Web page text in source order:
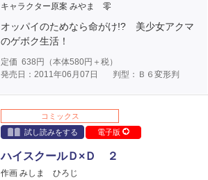
キャラクター原案 みやま 零
オッパイのためなら命がけ!? 美少女アクマ
のゲボク生活！
定価 638 円（本体580円＋税）
発売日：2011年06月07日
判型：Ｂ６変形判
コミックス
試し読みをする
電子版
ハイスクールＤ×Ｄ ２
作画 みしま ひろじ